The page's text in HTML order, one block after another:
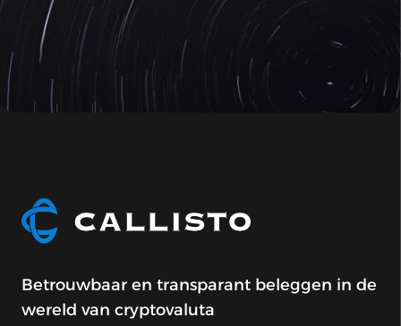
Betrouwbaar en transparant beleggen in de
wereld van cryptovaluta